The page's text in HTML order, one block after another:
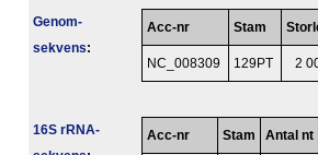
Genom­
sekvens:
Acc-nr Stam
NC_008309 129PT 2
16S rRNA-
Acc-nr Stam Antal nt